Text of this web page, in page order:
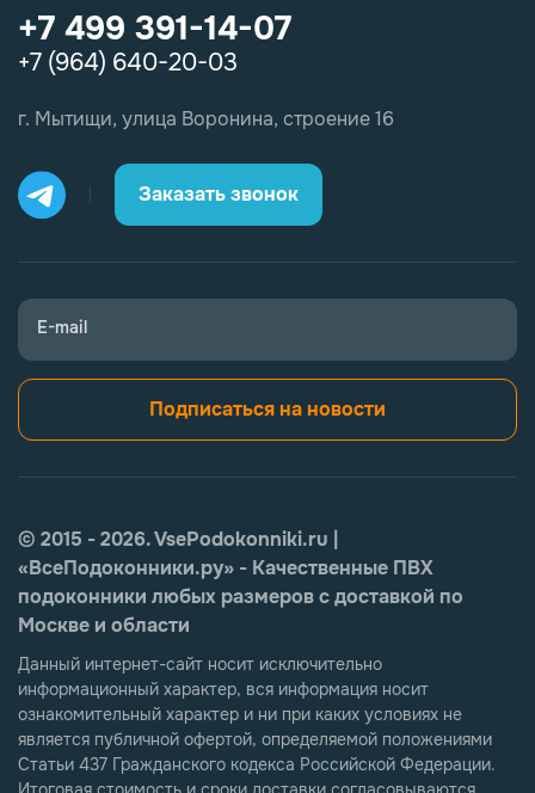
+7 499 391-14-07
+7 (964) 640-20-03
г. Мытищи, улица Воронина, строение 16
Заказать звонок
E-mail
Подписаться на новости
© 2015 - 2026. VsePodokonniki.ru |
«ВсеПодоконники.ру» - Качественные ПВХ
подоконники любых размеров с доставкой по
Москве и области
Данный интернет-сайт носит исключительно
информационный характер, вся информация носит
ознакомительный характер и ни при каких условиях не
является публичной офертой, определяемой положениями
Статьи 437 Гражданского кодекса Российской Федерации.